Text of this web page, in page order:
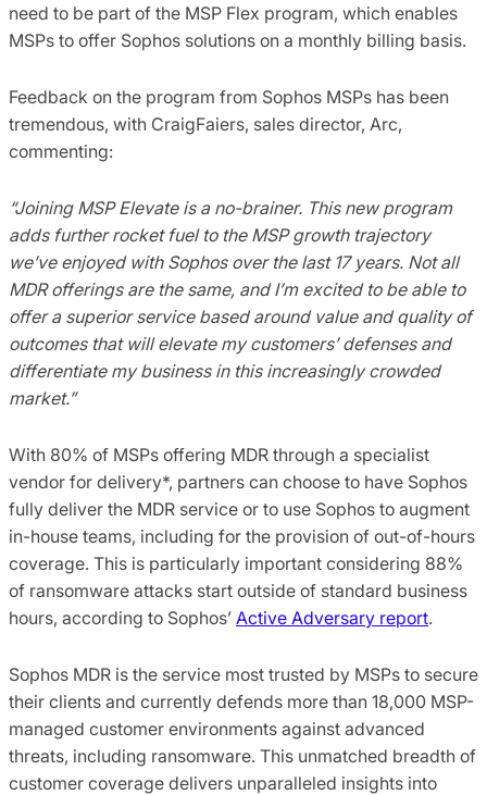
need to be part of the MSP Flex program, which enables
MSPs to offer Sophos solutions on a monthly billing basis.
Feedback on the program from Sophos MSPs has been
tremendous, with CraigFaiers, sales director, Arc,
commenting:
“Joining MSP Elevate is a no-brainer. This new program
adds further rocket fuel to the MSP growth trajectory
we’ve enjoyed with Sophos over the last 17 years. Not all
MDR offerings are the same, and I’m excited to be able to
offer a superior service based around value and quality of
outcomes that will elevate my customers’ defenses and
differentiate my business in this increasingly crowded
market.”
With 80% of MSPs offering MDR through a specialist
vendor for delivery*, partners can choose to have Sophos
fully deliver the MDR service or to use Sophos to augment
in-house teams, including for the provision of out-of-hours
coverage. This is particularly important considering 88%
of ransomware attacks start outside of standard business
hours, according to Sophos’ Active Adversary report.
Sophos MDR is the service most trusted by MSPs to secure
their clients and currently defends more than 18,000 MSP-
managed customer environments against advanced
threats, including ransomware. This unmatched breadth of
customer coverage delivers unparalleled insights into